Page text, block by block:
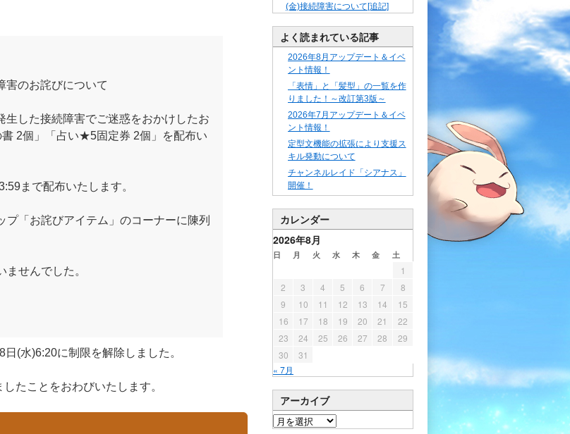
害のお詫びについて
した接続障害でご迷惑をおかけしたお
2個」「占い★5固定券 2個」を配布い
まで配布いたします。
「お詫びアイテム」のコーナーに陳列
せんでした。
(水)6:20に制限を解除しました。
たことをおわびいたします。
(金)接続障害について[追記]
よく読まれている記事
2026年8月アップデート＆イベ
ント情報！
「表情」と「髪型」の一覧を作
りました！～改訂第3版～
2026年7月アップデート＆イベ
ント情報！
定型文機能の拡張により支援ス
キル発動について
チャンネルレイド「シアナス」
開催！
カレンダー
2026年8月
日 月 火 水 木 金 土
« 7月
1
2
3 4 5 6 7
8
9
10 11 12 13 14
15
16
17 18 19 20 21
22
23
24 25 26 27 28
29
30
31
アーカイブ